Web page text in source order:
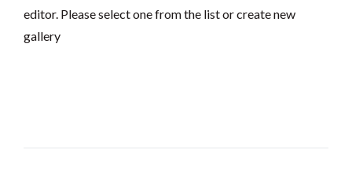
editor. Please select one from the list or create new
gallery